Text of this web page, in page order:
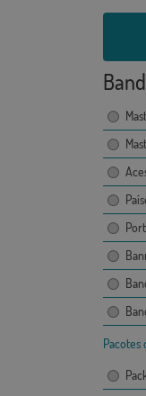
Pacotes